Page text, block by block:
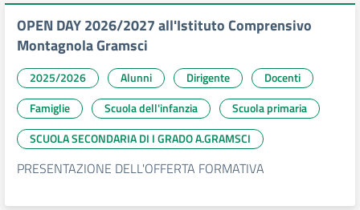
OPEN DAY 2026/2027 all'Istituto Comprensivo
Montagnola Gramsci
2025/2026 Alunni Dirigente
Docenti
Famiglie
Scuola dell'infanzia
Scuola primaria
SCUOLA SECONDARIA DI I GRADO A.GRAMSCI
PRESENTAZIONE DELL'OFFERTA FORMATIVA